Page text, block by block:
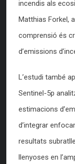
incendis als
Matthias Forkel,
comprensió és
d’emissions
L’estudi també
Sentinel-5p
estimacions
d’integrar
resultats
llenyoses en